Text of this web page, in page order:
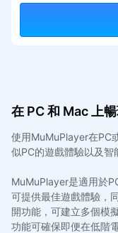
在 PC 和 Mac 上
使用MuMuPlayer在PC
似PC的遊戲體驗以及智
MuMuPlayer是適用於
可提供最佳遊戲體驗，
開功能，可建立多個模
功能可確保即便在低階